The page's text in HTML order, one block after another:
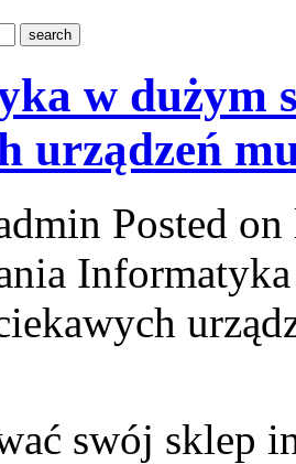
w dużym
urządzeń
Posted
swój sklep